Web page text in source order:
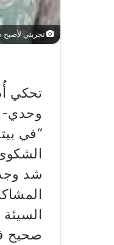
تجربتي لأصبح
وحدي-
“في
شد
صحيح